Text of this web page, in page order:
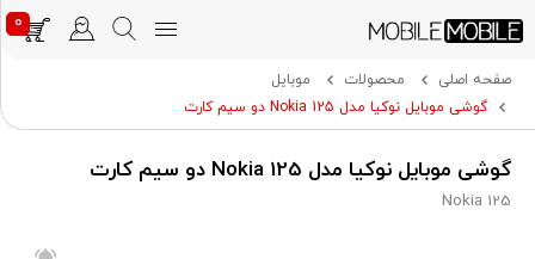
0
صفحه اصلی محصولات
موبایل
گوشی موبایل نوکیا مدل Nokia 125 دو سیم کارت
گوشی موبایل نوکیا مدل Nokia 125 دو سیم کارت
Nokia 125